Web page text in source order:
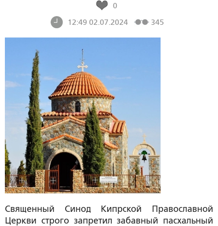
0
12:49 02.07.2024
345
Священный Синод Кипрской Православной
Церкви строго запретил забавный пасхальный